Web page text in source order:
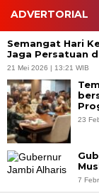
ADVERTORIAL
Semangat Hari
Jaga Persatuan
21 Mei 2026 | 13:21 WIB
23
7